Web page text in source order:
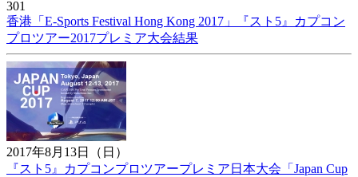
301
香港「E-Sports Festival Hong Kong 2017」『スト5』カプコン
プロツアー2017プレミア大会結果
2017年8月13日（日）
『スト5』カプコンプロツアープレミア日本大会「Japan Cup